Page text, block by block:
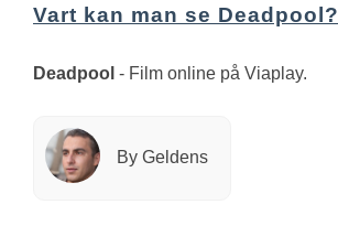
Vart kan man se Deadpool?
Deadpool - Film online på Viaplay.
By Geldens